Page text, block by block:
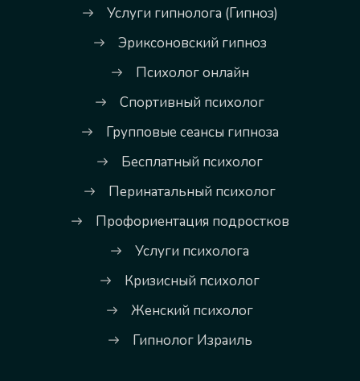
Услуги гипнолога (Гипноз)
Эриксоновский гипноз
Психолог онлайн
Спортивный психолог
Групповые сеансы гипноза
Бесплатный психолог
Перинатальный психолог
Профориентация подростков
Услуги психолога
Кризисный психолог
Женский психолог
Гипнолог Израиль